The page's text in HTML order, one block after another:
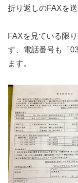
折り返しのFAXを
FAXを見ている限
す、電話番号も「
ます。